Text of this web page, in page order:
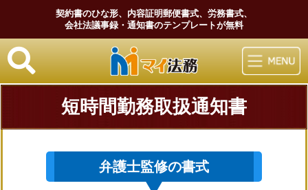
契約書のひな形、内容証明郵便書式、労務書式、
会社法議事録・通知書のテンプレートが無料
マイ法務
短時間勤務取扱通知書
弁護士監修の書式